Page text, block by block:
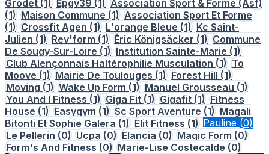
Grodet (1) Epgv39 (1) Association Sport & Forme (Asf)
(1) Maison Commune (1) Association Sport Et Forme
(1) Crossfit Agen (1) L'orange Bleue (1) Kc Saint-
Julien (1) Rev'form (1) Éric Königsäcker (1) Commune
De Sougy-Sur-Loire (1) Institution Sainte-Marie (1)
Club Alençonnais Haltérophilie Musculation (1) To
Moove (1) Mairie De Toulouges (1) Forest Hill (1)
Moving (1) Wake Up Form (1) Manuel Grousseau (1)
You And I Fitness (1) Giga Fit (1) Gigafit (1) Fitness
House (1) Easygym (1) Sc Sport Aventure (1) Magali
Bitonti Et Sophie Galera (1) Elit Fitness (1) Pauline (0)
Le Pellerin (0) Ucpa (0) Elancia (0) Magic Form (0)
Form's And Fitness (0) Marie-Lise Costecalde (0)